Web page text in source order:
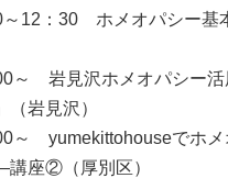
～12：30 ホメオパシー基
～ 岩見沢ホメオパシー活
（岩見沢）
～ yumekittohouseでホメ
座②（厚別区）